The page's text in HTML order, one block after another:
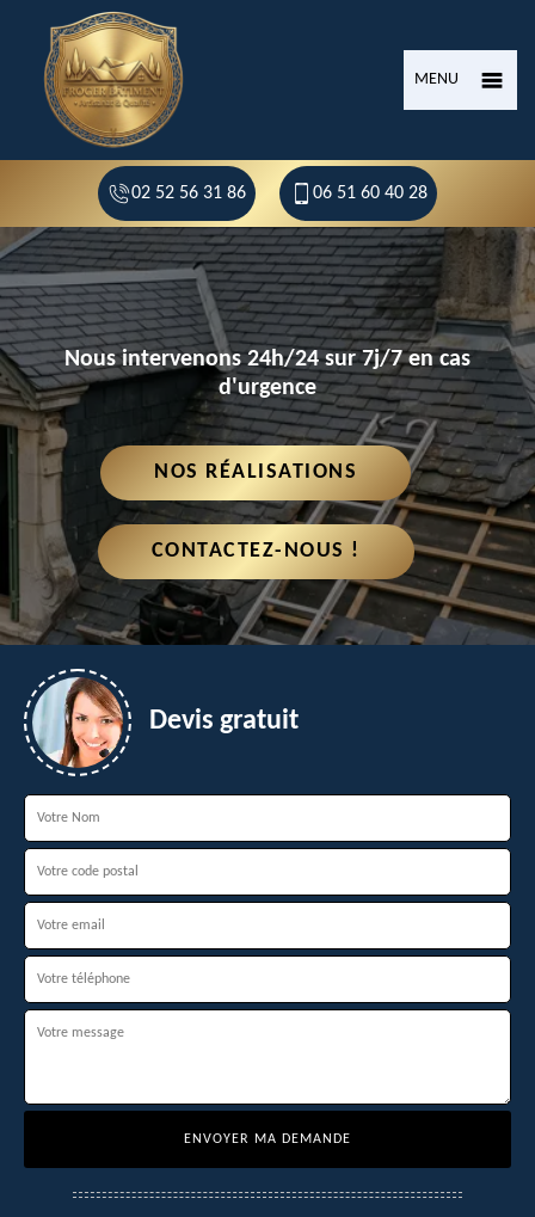
MENU
02 52 56 31 86 06 51 60 40 28
Nous intervenons 24h/24 sur 7j/7 en cas
d'urgence
NOS RÉALISATIONS
CONTACTEZ-NOUS !
Devis gratuit